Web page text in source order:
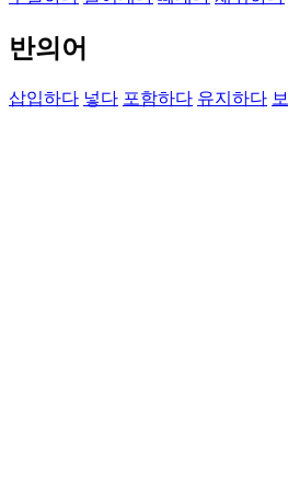
반의어
삽입하다 넣다 포함하다 유지하다